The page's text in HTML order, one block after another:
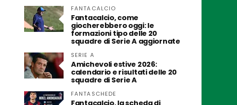
FANTACALCIO
Fantacalcio, come
giocherebbero oggi: le
formazioni tipo delle 20
squadre di Serie A aggiornate
SERIE A
Amichevoli estive 2026:
calendario e risultati delle 20
squadre di Serie A
FANTASCHEDE
Fantacalcio, la scheda di